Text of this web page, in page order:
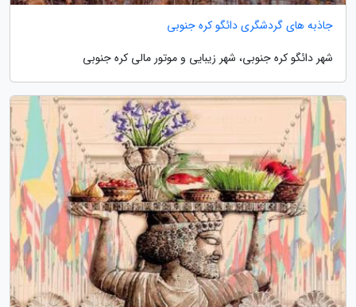
جاذبه های گردشگری دائگو کره جنوبی
شهر دائگو کره جنوبی، شهر زیبایی و موتور مالی کره جنوبی